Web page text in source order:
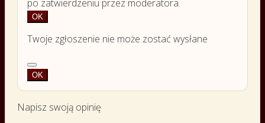
po zatwierdzeniu przez moderatora.
OK
Twoje zgłoszenie nie może zostać wysłane
OK
Napisz swoją opinię